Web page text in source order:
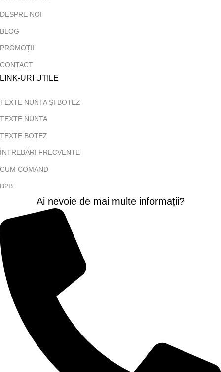
DESPRE NOI
BLOG
PROMOȚII
CONTACT
LINK-URI UTILE
TEXTE NUNTA ȘI BOTEZ
TEXTE NUNTA
TEXTE BOTEZ
ÎNTREBĂRI FRECVENTE
CUM COMAND
B2B
Ai nevoie de mai multe informații?